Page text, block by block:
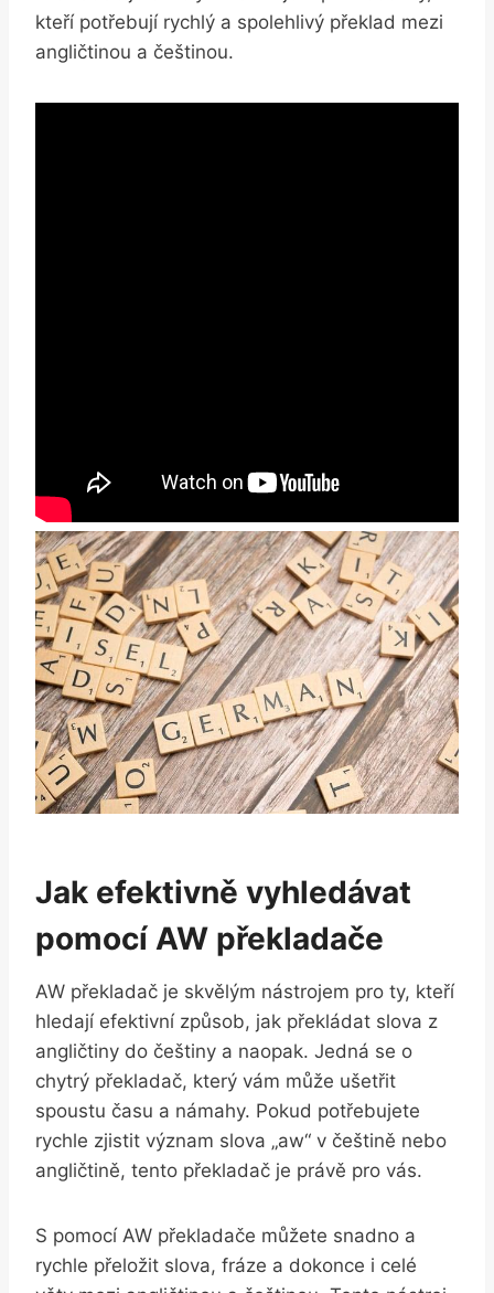
kteří potřebují rychlý a spolehlivý překlad mezi
angličtinou a češtinou.
Jak efektivně vyhledávat
pomocí AW překladače
AW překladač je skvělým nástrojem pro ty, kteří
hledají efektivní způsob, jak překládat slova z
angličtiny do češtiny a naopak. Jedná se o
chytrý překladač, který vám může ušetřit
spoustu času a námahy. Pokud potřebujete
rychle zjistit význam slova „aw“ v češtině nebo
angličtině, tento překladač je právě pro vás.
S pomocí AW překladače můžete snadno a
rychle přeložit slova, fráze a dokonce i celé